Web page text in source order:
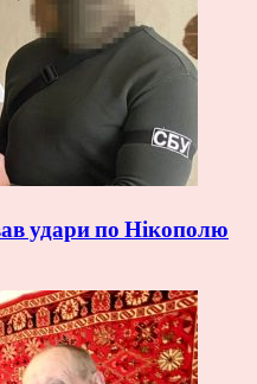
удари по Нікополю